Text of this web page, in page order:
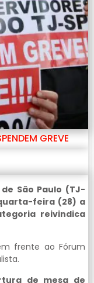
GREVE
São Paulo (TJ-
feira (28) a
reivindica
frente ao Fórum
de mesa de